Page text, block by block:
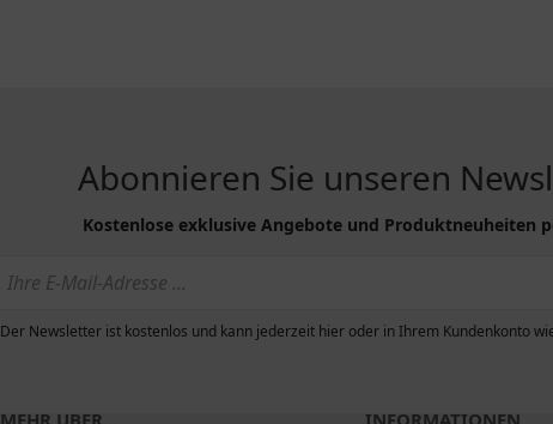
Abonnieren Sie unseren
Kostenlose exklusive Angebote und Produktneuheiten
Der Newsletter ist kostenlos und kann jederzeit hier oder in Ihrem Kundenkonto
MEHR ÜBER... INFORMATIONEN